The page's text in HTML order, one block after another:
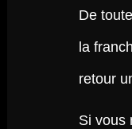
De
la
retour
Si vous